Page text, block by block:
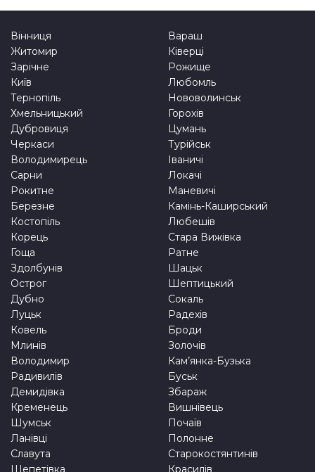
Вінниця
Житомир
Зарічне
Київ
Тернопіль
Хмельницький
Дубровиця
Черкаси
Володимирець
Сарни
Рокитне
Березне
Костопіль
Корець
Гоща
Здолбунів
Острог
Дубно
Луцьк
Ковель
Млинів
Володимир
Радивилів
Демидівка
Кременець
Шумськ
Ланівці
Славута
Шепетівка
Вараш
Ківерці
Рожище
Любомль
Нововолинськ
Горохів
Цумань
Турійськ
Іваничі
Локачі
Маневичі
Камінь-Каширський
Любешів
Стара Вижівка
Ратне
Шацьк
Шептицький
Сокаль
Радехів
Броди
Золочів
Кам’янка-Бузька
Буськ
Збараж
Вишнівець
Почаїв
Полонне
Старокостянтинів
Красилів